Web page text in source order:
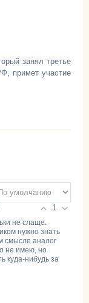
занял третье
примет участие
1
не слаще.
нужно знать
смысле аналог
не имею, но
куда-нибудь за